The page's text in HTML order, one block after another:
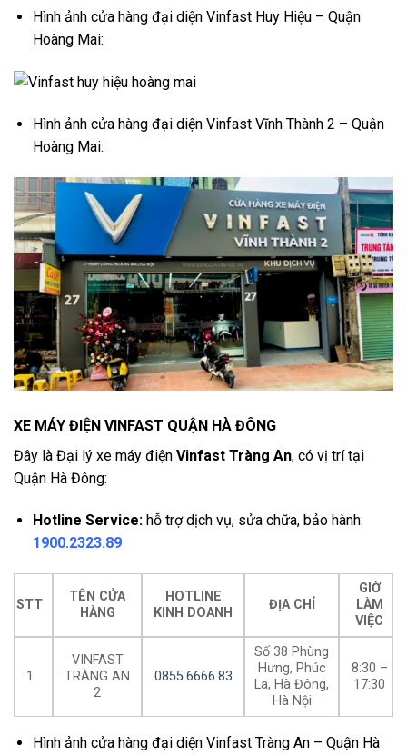
Hình ảnh cửa hàng đại diện Vinfast Huy Hiệu – Quận
Hoàng Mai:
Hình ảnh cửa hàng đại diện Vinfast Vĩnh Thành 2 – Quận
Hoàng Mai:
XE MÁY ĐIỆN VINFAST QUẬN HÀ ĐÔNG
Đây là Đại lý xe máy điện Vinfast Tràng An, có vị trí tại
Quận Hà Đông:
Hotline Service:hỗ trợ dịch vụ, sửa chữa, bảo hành:
1900.2323.89
STT
TÊN CỬA
HÀNG
HOTLINE
KINH DOANH
ĐỊA CHỈ
GIỜ
LÀM
VIỆC
1
VINFAST
TRÀNG AN
2
0855.6666.83
Số 38 Phùng
Hưng, Phúc
La, Hà Đông,
Hà Nội
8:30 –
17:30
Hình ảnh cửa hàng đại diện Vinfast Tràng An – Quận Hà